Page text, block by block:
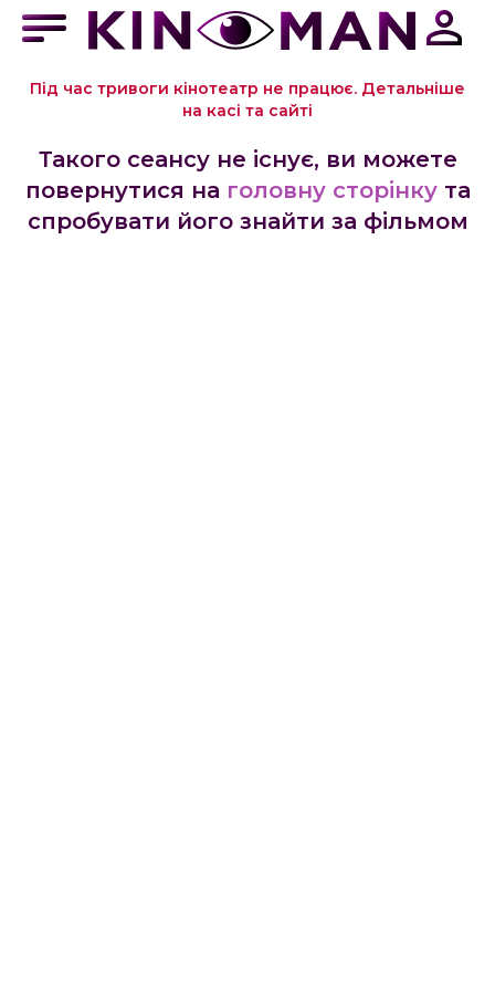
Під час тривоги кінотеатр не працює. Детальніше
на касі та сайті
Такого сеансу не існує, ви можете
повернутися на головну сторінку та
спробувати його знайти за фільмом